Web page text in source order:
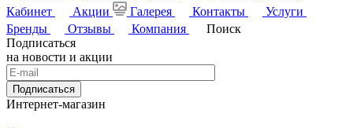
Кабинет
Акции Галерея Контакты
Услуги
Бренды
Отзывы Компания
Поиск
Подписаться
на новости и акции
Подписаться
Интернет-магазин